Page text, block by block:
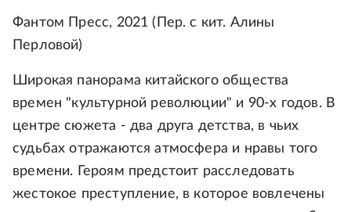
Фантом Пресс, 2021 (Пер. с кит. Алины
Перловой)
Широкая панорама китайского общества
времен "культурной революции" и 90-х годов. В
центре сюжета - два друга детства, в чьих
судьбах отражаются атмосфера и нравы того
времени. Героям предстоит расследовать
жестокое преступление, в которое вовлечены